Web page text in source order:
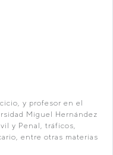
y profesor en el
Miguel Hernández
y Penal, tráficos,
entre otras materias